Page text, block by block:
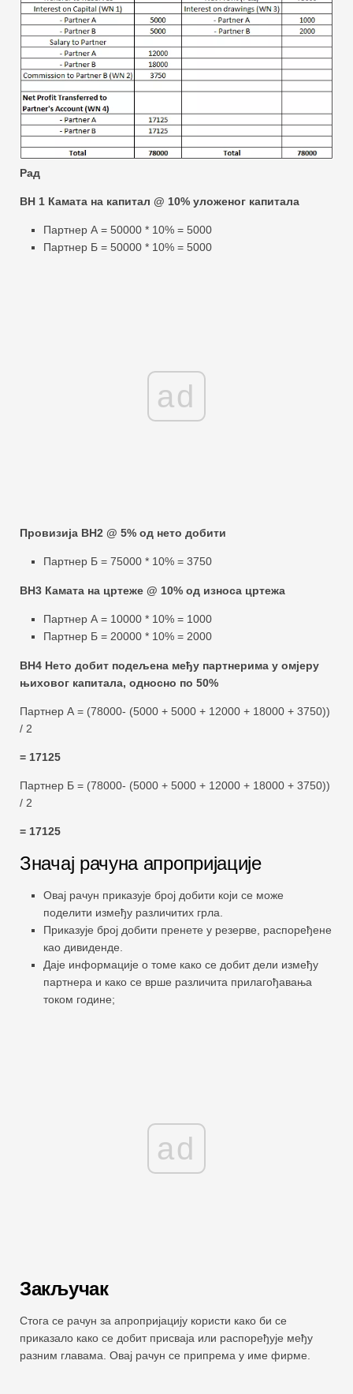
Рад
ВН 1 Камата на капитал @ 10% уложеног капитала
Партнер А = 50000 * 10% = 5000
Партнер Б = 50000 * 10% = 5000
ad
Провизија ВН2 @ 5% од нето добити
Партнер Б = 75000 * 10% = 3750
ВН3 Камата на цртеже @ 10% од износа цртежа
Партнер А = 10000 * 10% = 1000
Партнер Б = 20000 * 10% = 2000
ВН4 Нето добит подељена међу партнерима у омјеру
њиховог капитала, односно по 50%
Партнер А = (78000- (5000 + 5000 + 12000 + 18000 + 3750))
/ 2
= 17125
Партнер Б = (78000- (5000 + 5000 + 12000 + 18000 + 3750))
/ 2
= 17125
Значај рачуна апропријације
Овај рачун приказује број добити који се може
поделити између различитих грла.
Приказује број добити пренете у резерве, распоређене
као дивиденде.
Даје информације о томе како се добит дели између
партнера и како се врше различита прилагођавања
током године;
ad
Закључак
Стога се рачун за апропријацију користи како би се
приказало како се добит присваја или распоређује међу
разним главама. Овај рачун се припрема у име фирме.